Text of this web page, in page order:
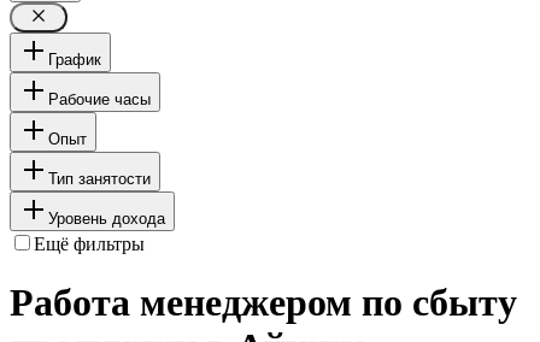
График
Рабочие часы
Опыт
Тип занятости
Уровень дохода
Ещё фильтры
Работа менеджером по сбыту